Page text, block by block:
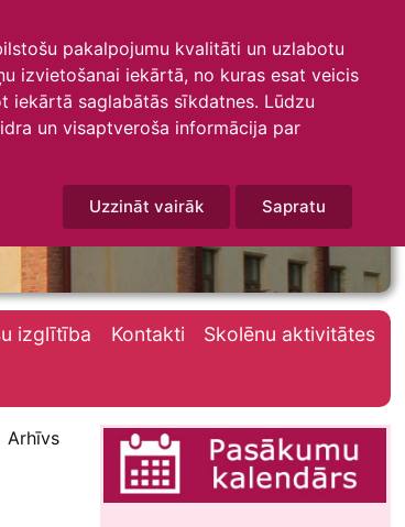
pakalpojumu kvalitāti un uzlabotu
izvietošanai iekārtā, no kuras esat veicis
iekārtā saglabātās sīkdatnes. Lūdzu
un visaptveroša informācija par
Uzzināt vairāk Sapratu
izglītība Kontakti Skolēnu aktivitātes
Arhīvs